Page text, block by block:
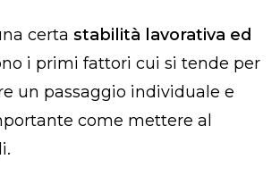
certa stabilità lavorativa ed
i primi fattori cui si tende per
un passaggio individuale e
come mettere al